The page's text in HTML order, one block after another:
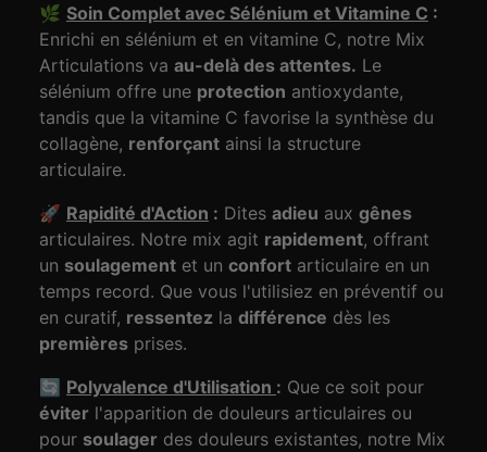
🌿 Soin Complet avec Sélénium et Vitamine C :
Enrichi en sélénium et en vitamine C, notre Mix
Articulations va au-delà des attentes. Le
sélénium offre une protection antioxydante,
tandis que la vitamine C favorise la synthèse du
collagène, renforçant ainsi la structure
articulaire.
🚀 Rapidité d'Action : Dites adieu aux gênes
articulaires. Notre mix agit rapidement, offrant
un soulagement et un confort articulaire en un
temps record. Que vous l'utilisiez en préventif ou
en curatif, ressentez la différence dès les
premières prises.
🔄 Polyvalence d'Utilisation : Que ce soit pour
éviter l'apparition de douleurs articulaires ou
pour soulager des douleurs existantes, notre Mix